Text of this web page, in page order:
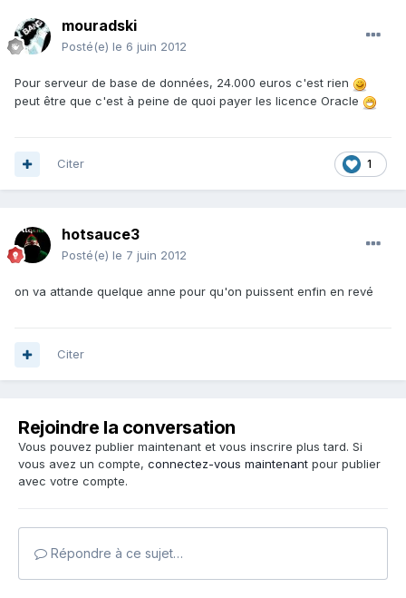
mouradski
Posté(e) le 6 juin 2012
Pour serveur de base de données, 24.000 euros c'est rien
peut être que c'est à peine de quoi payer les licence Oracle
1
Citer
hotsauce3
Posté(e) le 7 juin 2012
on va attande quelque anne pour qu'on puissent enfin en revé
Citer
Rejoindre la conversation
Vous pouvez publier maintenant et vous inscrire plus tard. Si
vous avez un compte, connectez-vous maintenant pour publier
avec votre compte.
Répondre à ce sujet…